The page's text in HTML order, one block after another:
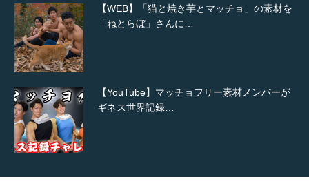
【WEB】「猫と焼き芋とマッチョ」の素材を
「ねとらぼ」さんに…
【YouTube】マッチョフリー素材メンバーが
ギネス世界記録…
【TV】TBS番組「ひるおび」にてマッスルプ